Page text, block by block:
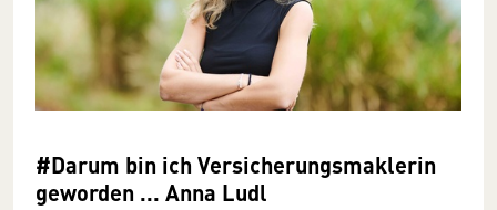
#Darum bin ich Versicherungsmaklerin
geworden ... Anna Ludl